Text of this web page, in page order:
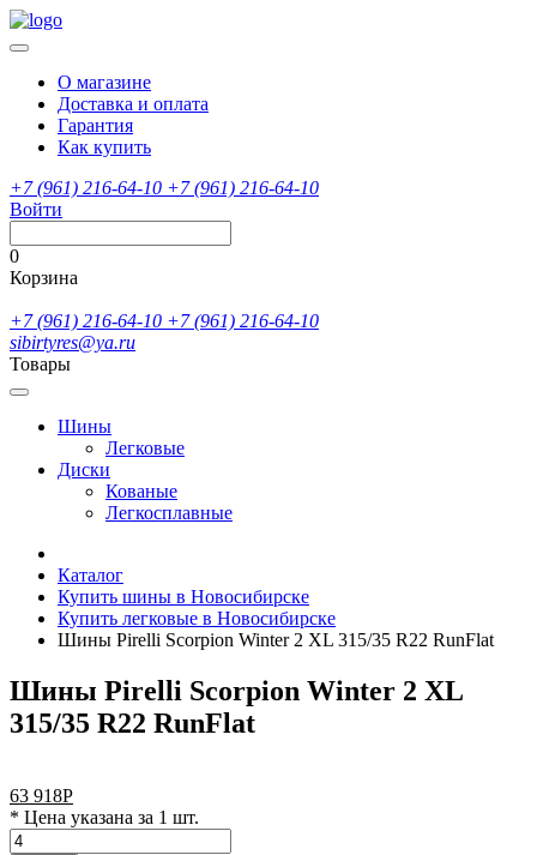
О магазине
Доставка и оплата
Гарантия
Как купить
+7 (961) 216-64-10 +7 (961) 216-64-10
Войти
0
Корзина
+7 (961) 216-64-10 +7 (961) 216-64-10
sibirtyres@ya.ru
Товары
Шины
Легковые
Диски
Кованые
Легкосплавные
Каталог
Купить шины в Новосибирске
Купить легковые в Новосибирске
Шины Pirelli Scorpion Winter 2 XL 315/35 R22 RunFlat
Шины Pirelli Scorpion Winter 2 XL
315/35 R22 RunFlat
63 918Р
* Цена указана за 1 шт.